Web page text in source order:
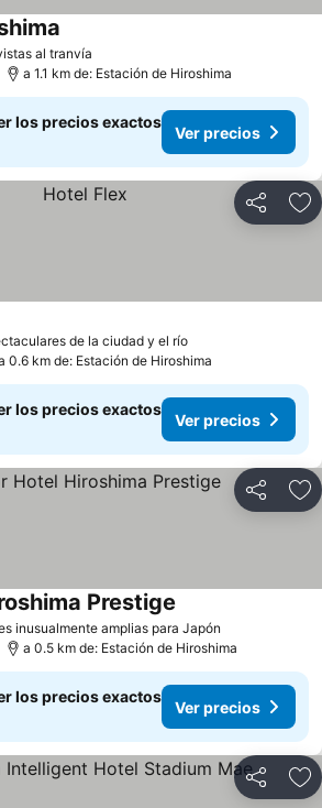
al tranvía
a 1.1 km de: Estación de Hiroshima
los precios exactos
Ver precios
Compartir
de la ciudad y el ríoVer precios
0.6 km de: Estación de Hiroshima
los precios exactos
Ver precios
Compartir
inusualmente amplias para Japón
Prestige
a 0.5 km de: Estación de Hiroshima
los precios exactos
Ver precios
Compartir